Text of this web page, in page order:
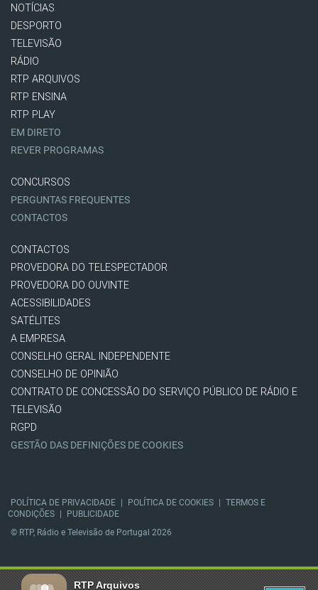
NOTÍCIAS
DESPORTO
TELEVISÃO
RÁDIO
RTP ARQUIVOS
RTP ENSINA
RTP PLAY
EM DIRETO
REVER PROGRAMAS
CONCURSOS
PERGUNTAS FREQUENTES
CONTACTOS
CONTACTOS
PROVEDORA DO TELESPECTADOR
PROVEDORA DO OUVINTE
ACESSIBILIDADES
SATÉLITES
A EMPRESA
CONSELHO GERAL INDEPENDENTE
CONSELHO DE OPINIÃO
CONTRATO DE CONCESSÃO DO SERVIÇO PÚBLICO DE RÁDIO E
TELEVISÃO
RGPD
GESTÃO DAS DEFINIÇÕES DE COOKIES
POLÍTICA DE PRIVACIDADE POLÍTICA DE COOKIES
TERMOS E
CONDIÇÕES
PUBLICIDADE
© RTP, Rádio e Televisão de Portugal 2026
RTP Arquivos